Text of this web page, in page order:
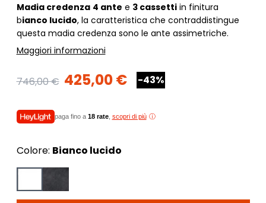
Madia credenza 4 ante e 3 cassettiin finitura
bianco lucido, la caratteristica che contraddistingue
questa madia credenza sono le ante assimetriche.
Maggiori informazioni
746,00 € 425,00 € -43%
paga fino a 18 rate, scopri di più
Colore: Bianco lucido